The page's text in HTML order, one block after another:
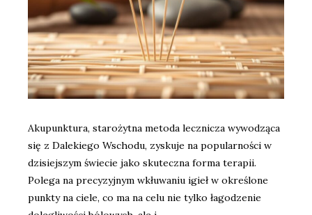
Akupunktura, starożytna metoda lecznicza wywodząca
się z Dalekiego Wschodu, zyskuje na popularności w
dzisiejszym świecie jako skuteczna forma terapii.
Polega na precyzyjnym wkłuwaniu igieł w określone
punkty na ciele, co ma na celu nie tylko łagodzenie